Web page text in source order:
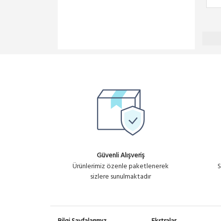
Güvenli Alışveriş
Ürünlerimiz özenle paketlenerek
sizlere sunulmaktadır